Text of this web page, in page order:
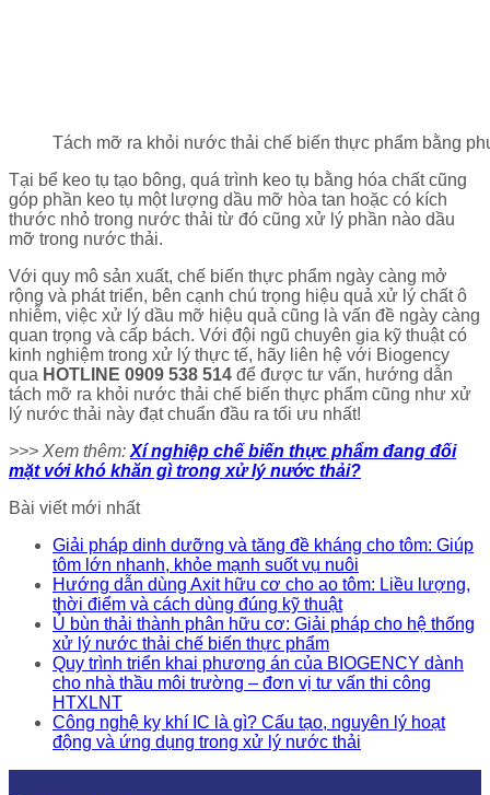
Tách mỡ ra khỏi nước thải chế biến thực phẩm bằng
Tại bể keo tụ tạo bông, quá trình keo tụ bằng hóa chất cũng
góp phần keo tụ một lượng dầu mỡ hòa tan hoặc có kích
thước nhỏ trong nước thải từ đó cũng xử lý phần nào dầu
mỡ trong nước thải.
Với quy mô sản xuất, chế biến thực phẩm ngày càng mở
rộng và phát triển, bên cạnh chú trọng hiệu quả xử lý chất ô
nhiễm, việc xử lý dầu mỡ hiệu quả cũng là vấn đề ngày càng
quan trọng và cấp bách. Với đội ngũ chuyên gia kỹ thuật có
kinh nghiệm trong xử lý thực tế, hãy liên hệ với Biogency
qua HOTLINE 0909 538 514 để được tư vấn, hướng dẫn
tách mỡ ra khỏi nước thải chế biến thực phẩm cũng như xử
lý nước thải này đạt chuẩn đầu ra tối ưu nhất!
>>> Xem thêm:Xí nghiệp chế biến thực phẩm đang đối
mặt với khó khăn gì trong xử lý nước thải?
Bài viết mới nhất
Giải pháp dinh dưỡng và tăng đề kháng cho tôm: Giúp
tôm lớn nhanh, khỏe mạnh suốt vụ nuôi
Hướng dẫn dùng Axit hữu cơ cho ao tôm: Liều lượng,
thời điểm và cách dùng đúng kỹ thuật
Ủ bùn thải thành phân hữu cơ: Giải pháp cho hệ thống
xử lý nước thải chế biến thực phẩm
Quy trình triển khai phương án của BIOGENCY dành
cho nhà thầu môi trường – đơn vị tư vấn thi công
HTXLNT
Công nghệ kỵ khí IC là gì? Cấu tạo, nguyên lý hoạt
động và ứng dụng trong xử lý nước thải